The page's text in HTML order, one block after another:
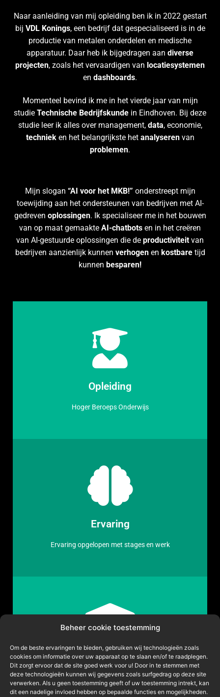
Beheer cookie toestemming
Om de beste ervaringen te bieden, gebruiken wij technologieën zoals
cookies om informatie over uw apparaat op te slaan en/of te raadplegen.
Dit zorgt ervoor dat de site goed werk voor u! Door in te stemmen met
deze technologieën kunnen wij gegevens zoals surfgedrag op deze site
verwerken. Als u geen toestemming geeft of uw toestemming intrekt, kan
dit een nadelige invloed hebben op bepaalde functies en mogelijkheden.
Naar aanleiding van mij opleiding ben ik in 2022 gestart
bij VDL Konings, een bedrijf dat gespecialiseerd is in de
productie van metalen onderdelen en medische
apparatuur. Daar heb ik bijgedragen aan diverse
projecten, zoals het vervaardigen van locatiesystemen
en dashboards.
Momenteel bevind ik me in het vierde jaar van mijn
studie Technische Bedrijfskunde in Eindhoven. Bij deze
studie leer ik alles over management, data, economie,
techniek en het belangrijkste het analyseren van
problemen.
Mijn slogan “AI voor het MKB!” onderstreept mijn
toewijding aan het ondersteunen van bedrijven met AI-
gedreven oplossingen. Ik specialiseer me in het bouwen
van op maat gemaakte AI-chatbots en in het creëren
van AI-gestuurde oplossingen die de productiviteit van
bedrijven aanzienlijk kunnen verhogen en kostbare tijd
kunnen besparen!
Opleiding
Hoger Beroeps Onderwijs
Opleiding
Hogeschool | 2021-2025
Ervaring
Ervaring opgelopen met stages en werk
Ervaring
Data Analist VDL Konings | Logistieke
verbetering UPS Healthcare | Verbeterplan
VDL Fibertech | Verbetertraject HATO
Agricultural Lighting
Projecten
Projecten gedaan als LTech Consultancy